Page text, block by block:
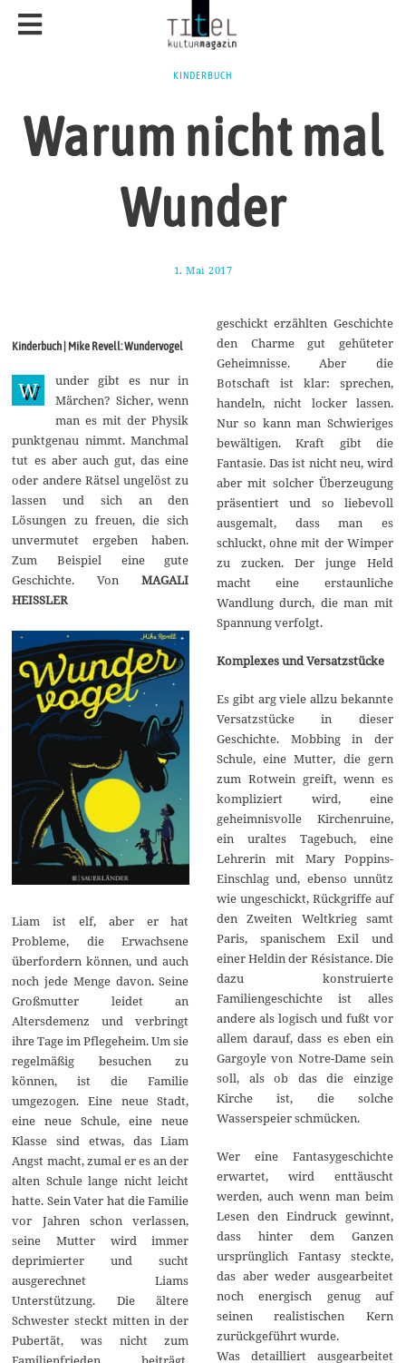
KINDERBUCH
Warum nicht mal
Wunder
1. Mai 2017
u
u
s
t
2
0
1
Kinderbuch | Mike Revell: Wundervogel
W
under gibt es nur in
Märchen? Sicher, wenn
man es mit der Physik
punktgenau nimmt. Manchmal
tut es aber auch gut, das eine
oder andere Rätsel ungelöst zu
lassen und sich an den
Lösungen zu freuen, die sich
unvermutet ergeben haben.
Zum Beispiel eine gute
Geschichte. VonMAGALI
HEISSLER
Liam ist elf, aber er hat
Probleme, die Erwachsene
überfordern können, und auch
noch jede Menge davon. Seine
Großmutter leidet an
Altersdemenz und verbringt
ihre Tage im Pflegeheim. Um sie
regelmäßig besuchen zu
können, ist die Familie
umgezogen. Eine neue Stadt,
eine neue Schule, eine neue
Klasse sind etwas, das Liam
Angst macht, zumal er es an der
alten Schule lange nicht leicht
hatte. Sein Vater hat die Familie
vor Jahren schon verlassen,
seine Mutter wird immer
deprimierter und sucht
ausgerechnet Liams
Unterstützung. Die ältere
Schwester steckt mitten in der
Pubertät, was nicht zum
geschickt erzählten Geschichte
den Charme gut gehüteter
Geheimnisse. Aber die
Botschaft ist klar: sprechen,
handeln, nicht locker lassen.
Nur so kann man Schwieriges
bewältigen. Kraft gibt die
Fantasie. Das ist nicht neu, wird
aber mit solcher Überzeugung
präsentiert und so liebevoll
ausgemalt, dass man es
schluckt, ohne mit der Wimper
zu zucken. Der junge Held
macht eine erstaunliche
Wandlung durch, die man mit
Spannung verfolgt.
Komplexes und Versatzstücke
Es gibt arg viele allzu bekannte
Versatzstücke in dieser
Geschichte. Mobbing in der
Schule, eine Mutter, die gern
zum Rotwein greift, wenn es
kompliziert wird, eine
geheimnisvolle Kirchenruine,
ein uraltes Tagebuch, eine
Lehrerin mit Mary Poppins-
Einschlag und, ebenso unnütz
wie ungeschickt, Rückgriffe auf
den Zweiten Weltkrieg samt
Paris, spanischem Exil und
einer Heldin der Résistance. Die
dazu konstruierte
Familiengeschichte ist alles
andere als logisch und fußt vor
allem darauf, dass es eben ein
Gargoyle von Notre-Dame sein
soll, als ob das die einzige
Kirche ist, die solche
Wasserspeier schmücken.
Wer eine Fantasygeschichte
erwartet, wird enttäuscht
werden, auch wenn man beim
Lesen den Eindruck gewinnt,
dass hinter dem Ganzen
ursprünglich Fantasy steckte,
das aber weder ausgearbeitet
noch energisch genug auf
seinen realistischen Kern
zurückgeführt wurde.
Was detailliert ausgearbeitet